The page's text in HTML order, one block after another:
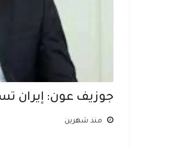
جوزيف عون: إيران
منذ شهرين